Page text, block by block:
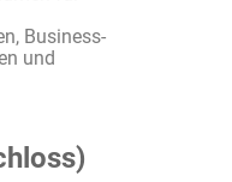
, Business-
und